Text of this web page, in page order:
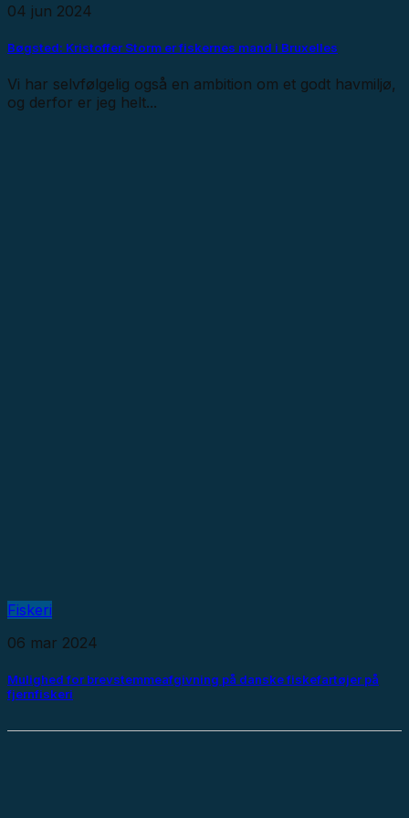
04 jun 2024
Bøgsted: Kristoffer Storm er fiskernes mand i Bruxelles
Vi har selvfølgelig også en ambition om et godt havmiljø,
og derfor er jeg helt...
Fiskeri
06 mar 2024
Mulighed for brevstemmeafgivning på danske fiskefartøjer på
fjernfiskeri